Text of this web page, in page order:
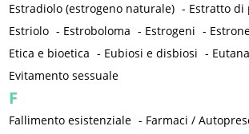
Estradiolo (estrogeno naturale) - Estratto
Estriolo - Estroboloma - Estrogeni -
Etica e bioetica - Eubiosi e disbiosi -
Evitamento sessuale
F
Fallimento esistenziale - Farmaci /